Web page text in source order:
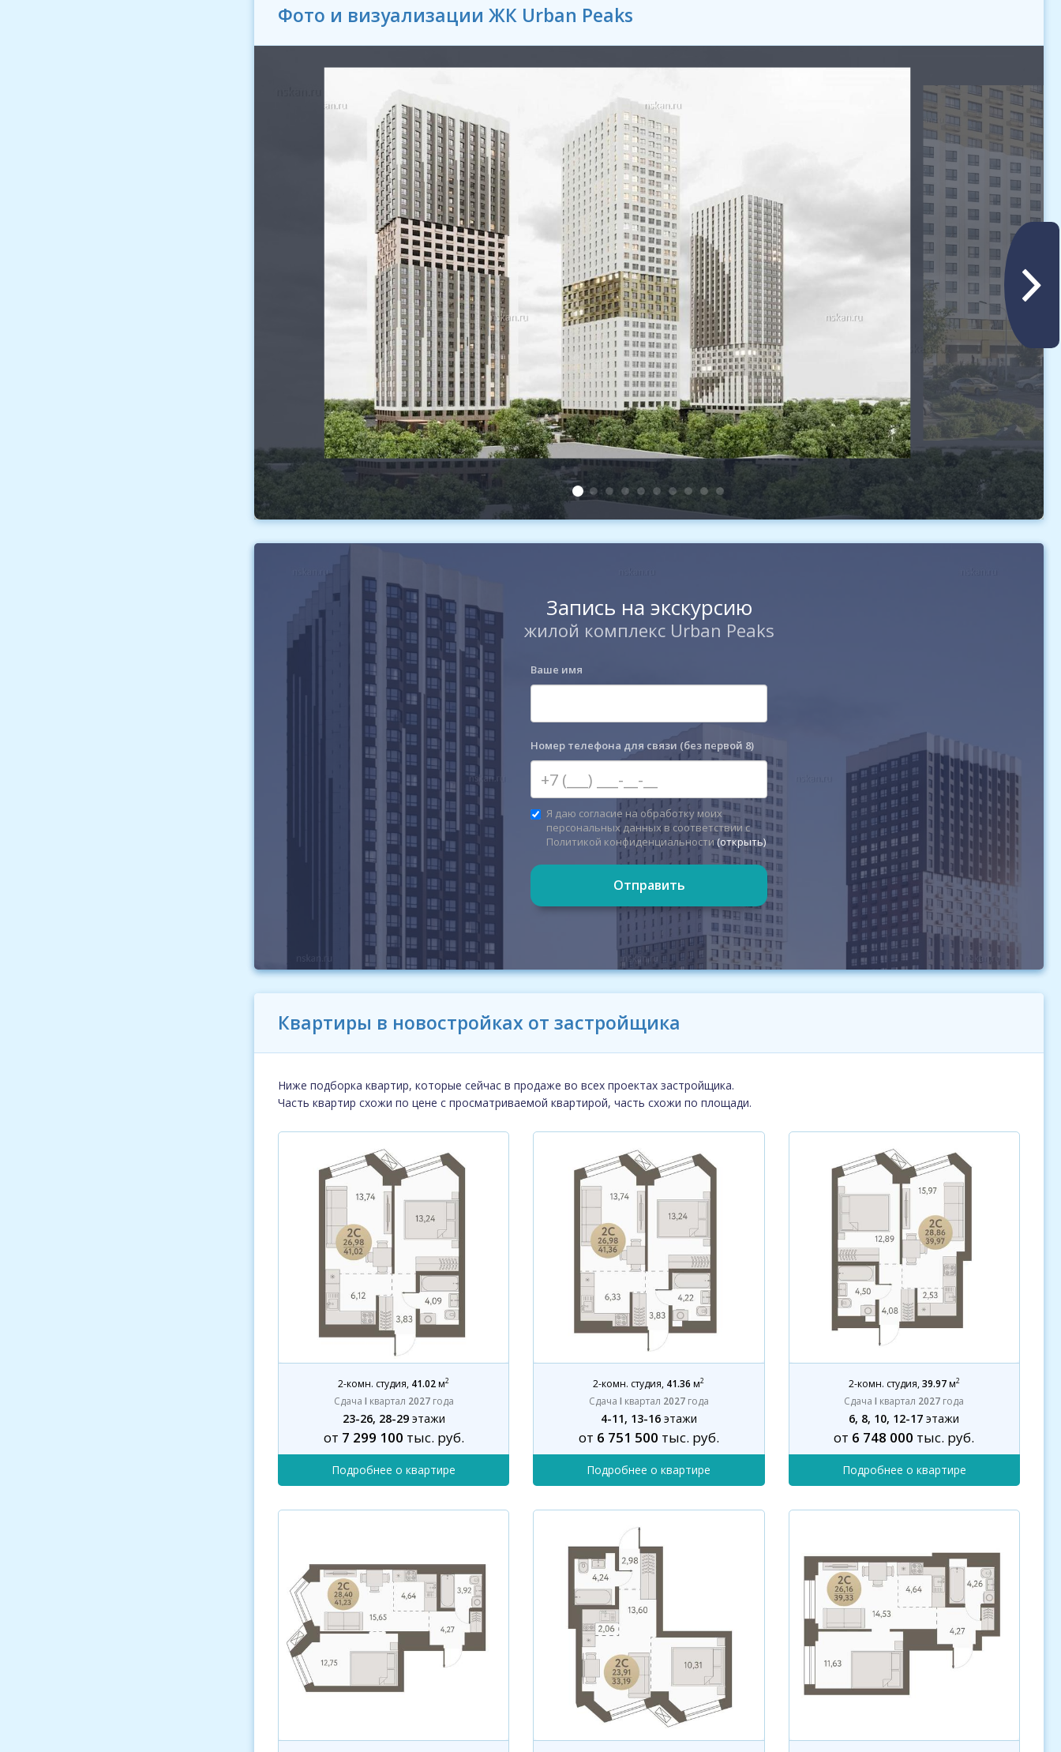
Фото и визуализации ЖК Urban Peaks
Запись на экскурсию
жилой комплекс Urban Peaks
Ваше имя
Номер телефона для связи (без первой 8)
Я даю согласие на обработку моих
персональных данных в соответствии с
Политикой конфиденциальности(открыть)
Отправить
Квартиры в новостройках от застройщика
Ниже подборка квартир, которые сейчас в продаже во всех проектах застройщика.
Часть квартир схожи по цене с просматриваемой квартирой, часть схожи по площади.
2-комн. студия, 41.02м2
Сдача I квартал 2027года
23-26, 28-29этажи
от 7 299 100 тыс. руб.
Подробнее о квартире
2-комн. студия, 41.36 м2
Сдача I квартал 2027года
4-11, 13-16этажи
от 6 751 500 тыс. руб.
Подробнее о квартире
2-комн. студия,39.97м2
СдачаI квартал 2027 года
6, 8, 10, 12-17 этажи
от 6 748 000 тыс. руб.
Подробнее о квартире